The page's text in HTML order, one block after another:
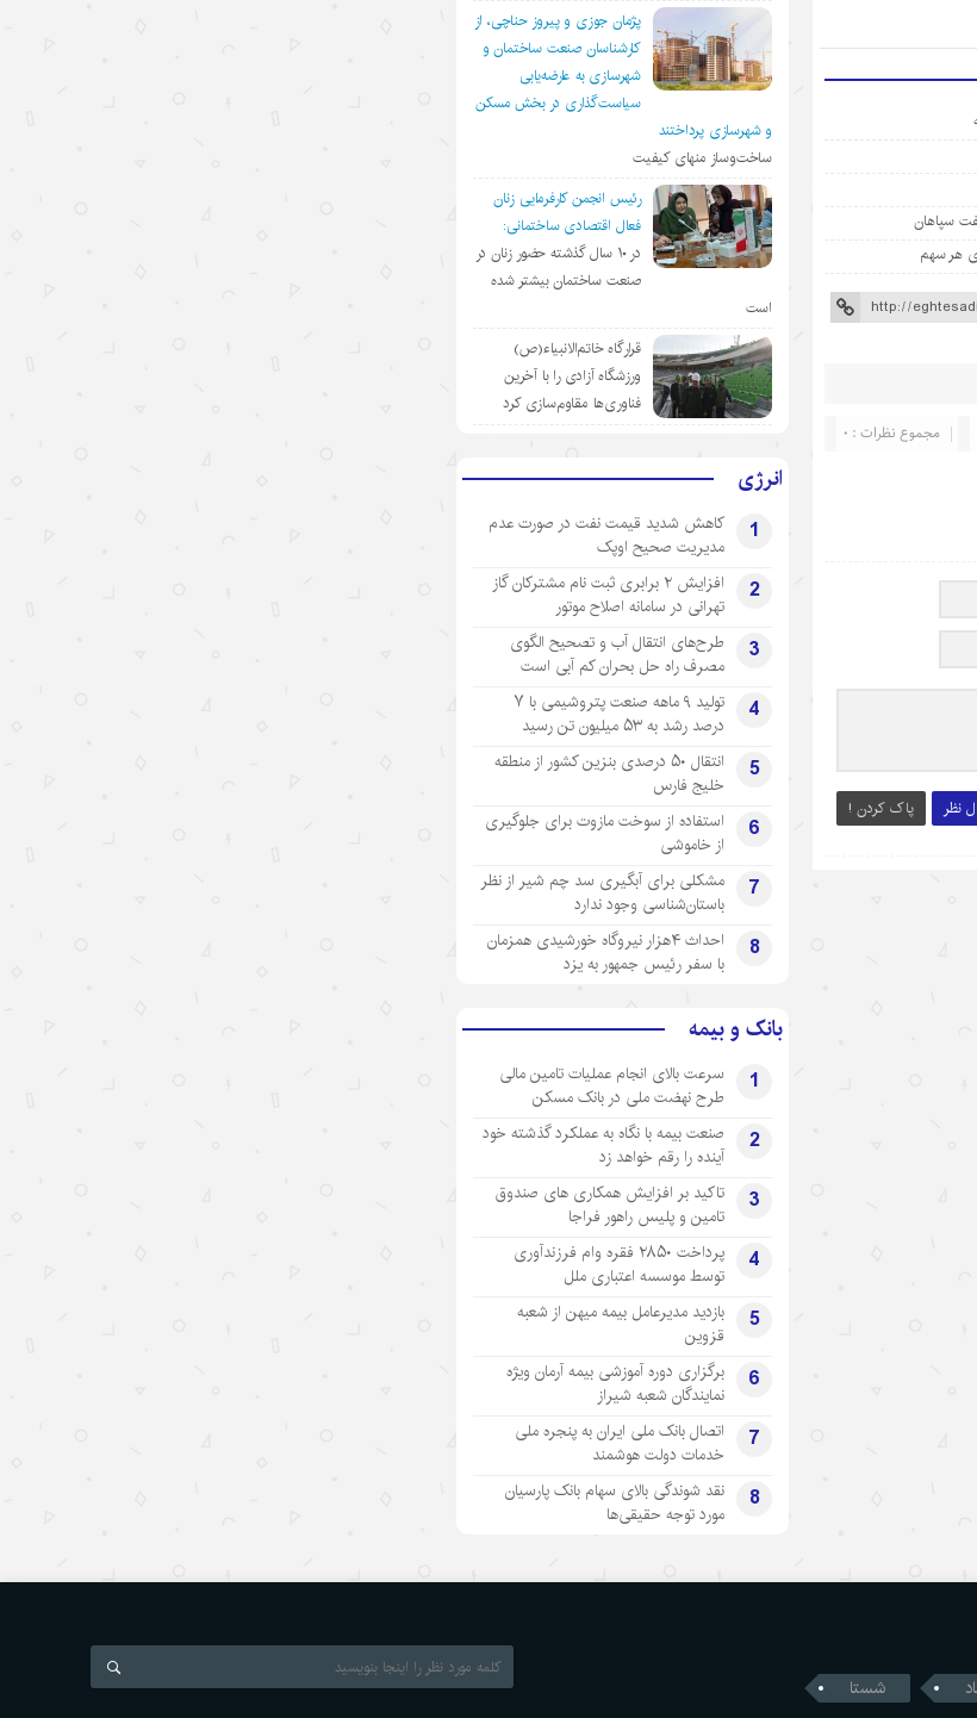
مجموع نظرات : 0
نظر پاک کردن !
پژمان جوزی و پیروز حناچی، از
کارشناسان صنعت ساختمان و
شهرسازی به عارضه‌یابی
سیاست‌گذاری در بخش مسکن
و شهرسازی پرداختند
ساخت‌وساز منهای کیفیت
رئیس انجمن کارفرمایی زنان
فعال اقتصادی ساختمانی:
در ١٠ سال گذشته حضور زنان در
صنعت ساختمان بیشتر شده
است
قرارگاه خاتم‌الانبیاء(ص)
ورزشگاه آزادی را با آخرین
فناوری‌ها مقاوم‌سازی کرد
انرژی
1
کاهش شدید قیمت نفت در صورت عدم
مدیریت صحیح اوپک
2
افزایش ۲ برابری ثبت نام مشترکان گاز
تهرانی‌ در سامانه اصلاح موتور
3
طرح‌های انتقال آب و تصحیح الگوی
مصرف راه حل بحران کم آبی است
4
تولید ۹ ماهه صنعت پتروشیمی با ۷
درصد رشد به ۵۳ میلیون تن رسید
5
انتقال ۵۰ درصدی بنزین کشور از منطقه
خلیج فارس
6
استفاده از سوخت مازوت برای جلوگیری
از خاموشی
7
مشکلی برای آبگیری سد چم شیر از نظر
باستان‌شناسی وجود ندارد
8
احداث ۴هزار نیروگاه خورشیدی همزمان
با سفر رئیس جمهور به یزد
بانک و بیمه
1
سرعت بالای انجام عملیات تامین مالی
طرح نهضت ملی در بانک مسکن
2
صنعت بیمه با نگاه به عملکرد گذشته خود
آینده را رقم خواهد زد
3
تاکید بر افزایش همکاری های صندوق
تامین و پلیس راهور فراجا
4
پرداخت ۲۸۵۰ فقره وام فرزندآوری
توسط موسسه اعتباری ملل
5
بازدید مدیرعامل بیمه میهن از شعبه
قزوین
6
برگزاری دوره آموزشی بیمه آرمان ویژه
نمایندگان شعبه شیراز
7
اتصال بانک ملی ایران به پنجره ملی
خدمات دولت هوشمند
8
نقد شوندگی بالای سهام بانک پارسیان
مورد توجه حقیقی‌ها
بازدید رئیس هیئت مدیره «اهداف» از
نفت سپاهان؛ تأکید بر تداوم حمایت از
شستا